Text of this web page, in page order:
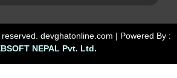
devghatonline.com | Powered By :
NEPAL Pvt. Ltd.